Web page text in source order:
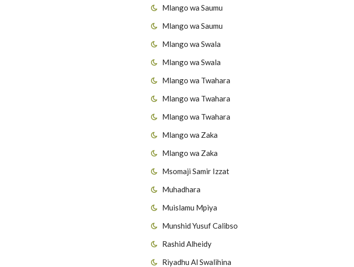
Mlango wa Saumu
Mlango wa Saumu
Mlango wa Swala
Mlango wa Swala
Mlango wa Twahara
Mlango wa Twahara
Mlango wa Twahara
Mlango wa Zaka
Mlango wa Zaka
Msomaji Samir Izzat
Muhadhara
Muislamu Mpiya
Munshid Yusuf Calibso
Rashid Alheidy
Riyadhu Al Swalihina